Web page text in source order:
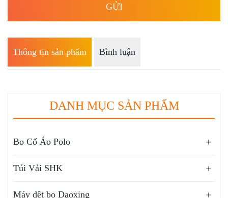
Thông tin sản phẩm Bình luận
DANH MỤC SẢN PHẨM
Bo Cổ Áo Polo
Túi Vải SHK
Máy dệt bo Daoxing
Việt Nam
Hội Chợ Triển Lãm Ngành Dệt May 2021